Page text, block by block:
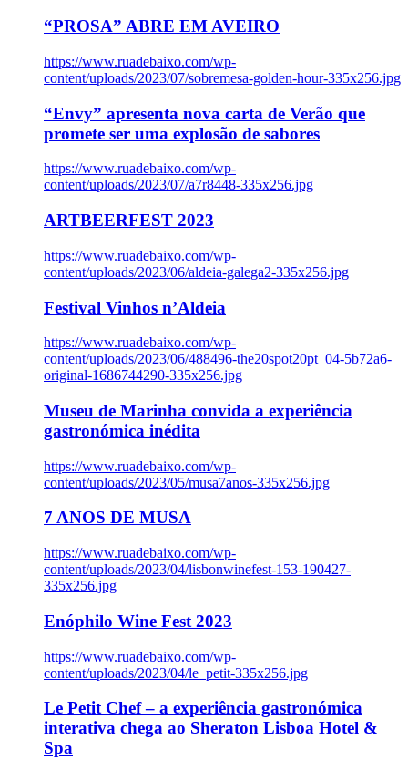
“PROSA” ABRE EM AVEIRO
https://www.ruadebaixo.com/wp-
content/uploads/2023/07/sobremesa-golden-hour-335x256.jpg
“Envy” apresenta nova carta de Verão que
promete ser uma explosão de sabores
https://www.ruadebaixo.com/wp-
content/uploads/2023/07/a7r8448-335x256.jpg
ARTBEERFEST 2023
https://www.ruadebaixo.com/wp-
content/uploads/2023/06/aldeia-galega2-335x256.jpg
Festival Vinhos n’Aldeia
https://www.ruadebaixo.com/wp-
content/uploads/2023/06/488496-the20spot20pt_04-5b72a6-
original-1686744290-335x256.jpg
Museu de Marinha convida a experiência
gastronómica inédita
https://www.ruadebaixo.com/wp-
content/uploads/2023/05/musa7anos-335x256.jpg
7 ANOS DE MUSA
https://www.ruadebaixo.com/wp-
content/uploads/2023/04/lisbonwinefest-153-190427-
335x256.jpg
Enóphilo Wine Fest 2023
https://www.ruadebaixo.com/wp-
content/uploads/2023/04/le_petit-335x256.jpg
Le Petit Chef – a experiência gastronómica
interativa chega ao Sheraton Lisboa Hotel &
Spa